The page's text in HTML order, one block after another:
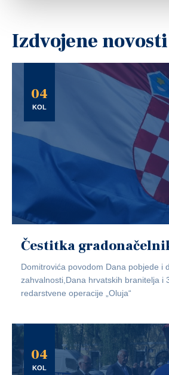
Izdvojene novosti
04
KOL
Čestitka
Domitrovića povodom Dana pobjede i
zahvalnosti,Dana hrvatskih branitelja i
redarstvene operacije „Oluja“
04
KOL